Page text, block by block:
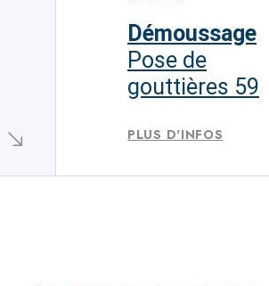
Démoussage
Pose de
gouttières 59
PLUS D'INFOS